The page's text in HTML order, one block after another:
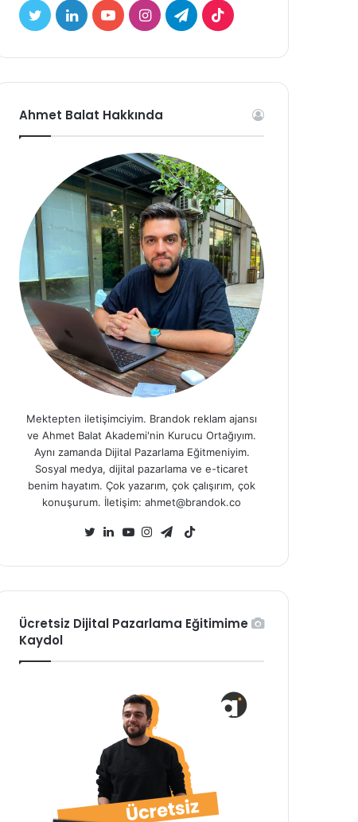
TwitterLinkedInYouTubeInstagram
TelegramTikTok
Ahmet Balat Hakkında
Mektepten iletişimciyim. Brandok reklam ajansı
ve Ahmet Balat Akademi'nin Kurucu Ortağıyım.
Aynı zamanda Dijital Pazarlama Eğitmeniyim.
Sosyal medya, dijital pazarlama ve e-ticaret
benim hayatım. Çok yazarım, çok çalışırım, çok
konuşurum. İletişim: ahmet@brandok.co
TikTok
Ücretsiz Dijital Pazarlama Eğitimime
Kaydol